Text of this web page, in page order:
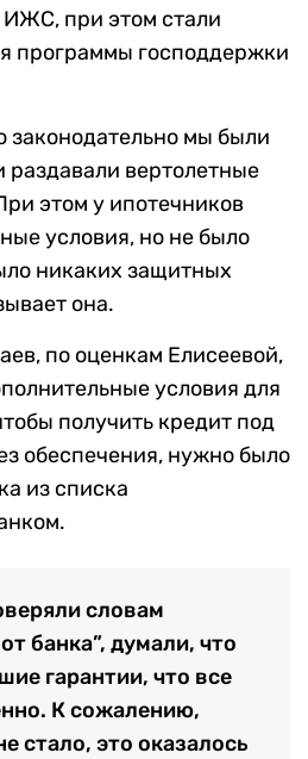
при этом стали
программы господдержки
законодательно мы были
вертолетные
этом у ипотечников
условия, но не было
никаких защитных
она.
по оценкам Елисеевой,
условия для
получить кредит под
обеспечения, нужно было
из списка
словам
банка”, думали, что
гарантии, что все
К сожалению,
стало, это оказалось